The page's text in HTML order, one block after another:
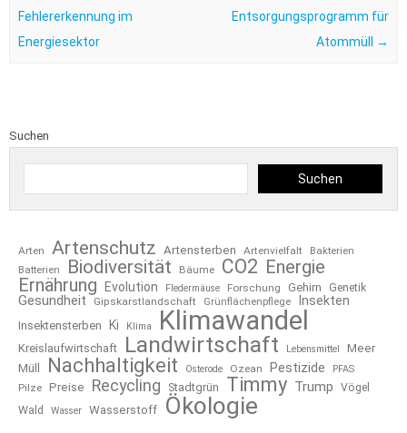
Fehlererkennung im
Energiesektor
Entsorgungsprogramm für
Atommüll →
Suchen
Suchen
Arten Artenschutz Artensterben Artenvielfalt
Bakterien
Batterien
Biodiversität Bäume CO2 Energie
Ernährung
Evolution Fledermäuse Forschung Gehirn Genetik
Gesundheit Gipskarstlandschaft Grünflächenpflege Insekten
Insektensterben Ki Klima Klimawandel
Kreislaufwirtschaft Landwirtschaft Lebensmittel
Meer
Müll
Nachhaltigkeit Osterode Ozean Pestizide PFAS
Pilze Preise Recycling Stadtgrün Timmy Trump
Vögel
Wald
Wasser Wasserstoff Ökologie